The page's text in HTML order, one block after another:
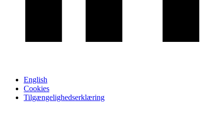
English
Cookies
Tilgængelighedserklæring